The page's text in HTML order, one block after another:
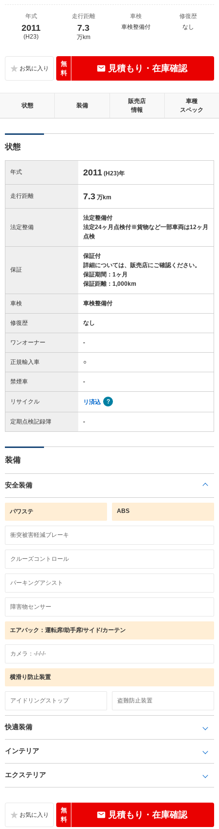
年式
2011
(H23)
走行距離
7.3
万km
車検
車検整備付
修復歴
なし
無
料
見積もり・在庫確認
状態 装備
販売店
情報
車種
スペック
状態
年式 2011 (H23)年
走行距離 7.3 万km
法定整備
法定整備付
法定24ヶ月点検付※貨物など一部車両は12ヶ月
点検
保証
保証付
詳細については、販売店にご確認ください。
保証期間：1ヶ月
保証距離：1,000km
車検 車検整備付
修復歴 なし
ワンオーナー -
正規輸入車 ○
禁煙車 -
リサイクル リ済込
定期点検記録簿 -
装備
安全装備
パワステ ABS
衝突被害軽減ブレーキ
クルーズコントロール
パーキングアシスト
障害物センサー
エアバック：運転席/助手席/サイド/カーテン
カメラ：-/-/-/-
横滑り防止装置
アイドリングストップ 盗難防止装置
快適装備
インテリア
エクステリア
無
料
見積もり・在庫確認